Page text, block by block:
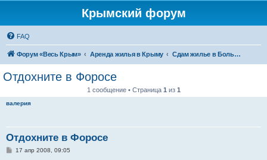
Крымский форум
FAQ
Форум «Весь Крым» Аренда жилья в Крыму Сдам жилье в Большой Ялте - аренда жилья от хозяев
Отдохните в Форосе
1 сообщение • Страница 1 из 1
валерия
Отдохните в Форосе
С17 апр 2008, 09:05